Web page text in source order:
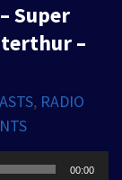
Super
–
, RADIO
00:00